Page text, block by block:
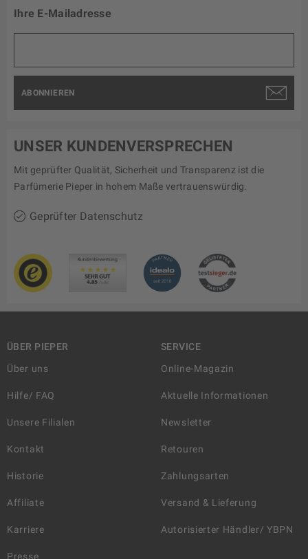
Ihre E-Mailadresse
ABONNIEREN
UNSER KUNDENVERSPRECHEN
Mit geprüfter Qualität, Sicherheit und Transparenz ist die
Parfümerie Pieper in hohem Maße vertrauenswürdig.
Geprüfter Datenschutz
ÜBER PIEPER
Über uns
Hilfe/ FAQ
Unsere Filialen
Kontakt
Historie
Affiliate
Karriere
Presse
SERVICE
Online-Magazin
Aktuelle Informationen
Newsletter
Retouren
Zahlungsarten
Versand & Lieferung
Autorisierter Händler/ YBPN